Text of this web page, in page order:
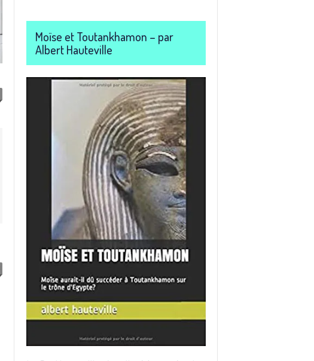
Moïse et Toutankhamon – par
Albert Hauteville